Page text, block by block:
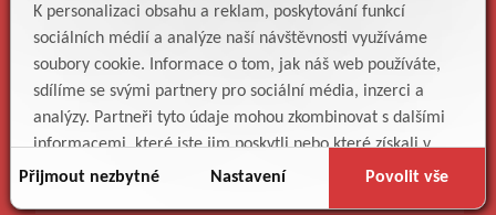
K personalizaci obsahu a reklam, poskytování funkcí
sociálních médií a analýze naší návštěvnosti využíváme
soubory cookie. Informace o tom, jak náš web používáte,
sdílíme se svými partnery pro sociální média, inzerci a
analýzy. Partneři tyto údaje mohou zkombinovat s dalšími
informacemi, které jste jim poskytli nebo které získali v
důsledku toho, že používáte jejich služby.
Přijmout nezbytné Nastavení Povolit vše
PODPORA
Zajistíme Vám technickou podporu,
vzdělávání a poradenství v oblasti IT.